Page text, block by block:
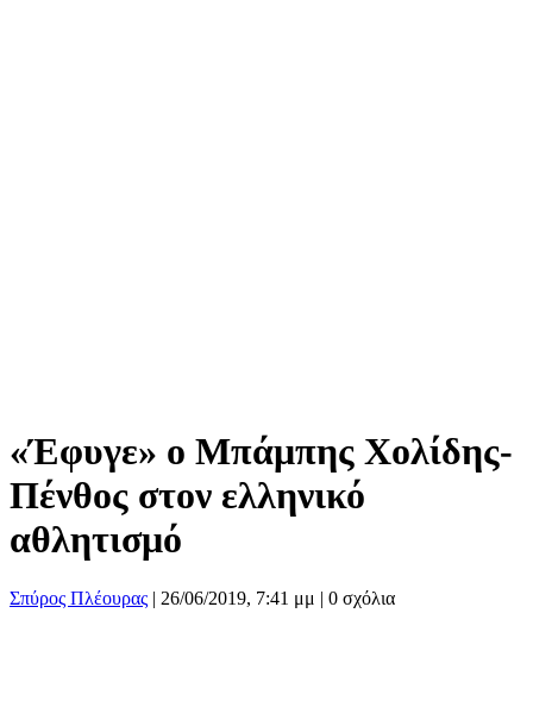
«Έφυγε» ο Μπάμπης Χολίδης-
Πένθος στον ελληνικό
αθλητισμό
Σπύρος Πλέουρας | 26/06/2019, 7:41 μμ | 0 σχόλια